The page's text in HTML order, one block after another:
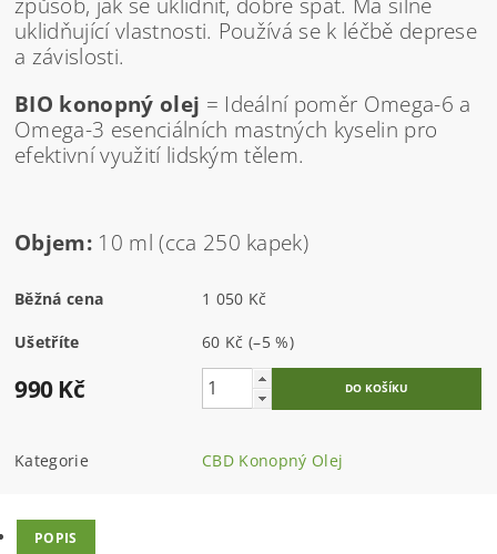
uklidňující vlastnosti. Používá se k léčbě deprese
a závislosti.
BIO konopný olej = Ideální poměr Omega-6 a
Omega-3 esenciálních mastných kyselin pro
efektivní využití lidským tělem.
Objem: 10 ml (cca 250 kapek)
Běžná cena 1 050 Kč
Ušetříte 60 Kč(–5 %)
990 Kč
Kategorie CBD Konopný Olej
POPIS